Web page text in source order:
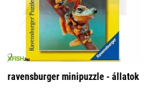
ravensburger minipuzzle - állatok